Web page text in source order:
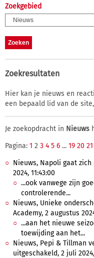
Zoekgebied
Zoekresultaten
Hier kan je nieuws en
een bepaald lid van de
Je zoekopdracht in Nieuws
Pagina: 1 2 3 4 5 6 ... 19 20 21
Nieuws, Napoli gaat
2024, 11:43:00
...ook vanwege zijn
controlerende...
Nieuws, Unieke
Academy, 2 augustus
...aan het nieuwe
toewijding aan het...
Nieuws, Pepi & Tillman
uitgeschakeld, 2 juli